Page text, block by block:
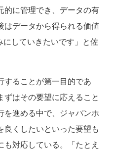
的に管理でき、データの有
はデータから得られる価値
していきたいです」と佐
ることが第一目的であ
ずはその要望に応えること
を進める中で、ジャパンホ
良くしたいといった要望も
対応している。「たとえ